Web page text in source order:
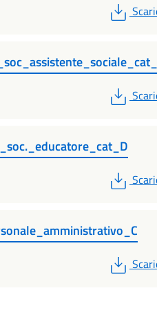
PDF
PDF
PDF
PDF